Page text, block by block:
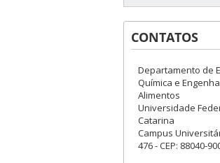
CONTATOS
Departamento de
Química e
Alimentos
Universidade
Catarina
Campus
476 - CEP: 88040-